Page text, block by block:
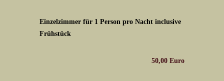
Einzelzimmer für 1 Person pro Nacht inclusive
Frühstück
50,00 Euro